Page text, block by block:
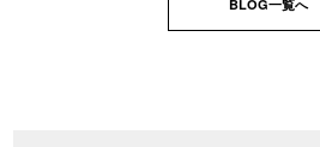
BLOG一覧へ